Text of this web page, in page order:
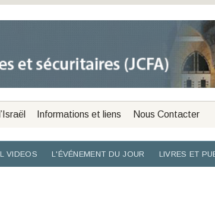
Informations et liens Nous Contacter
VIDEOS L'ÉVÉNEMENT DU JOUR LIVRES ET